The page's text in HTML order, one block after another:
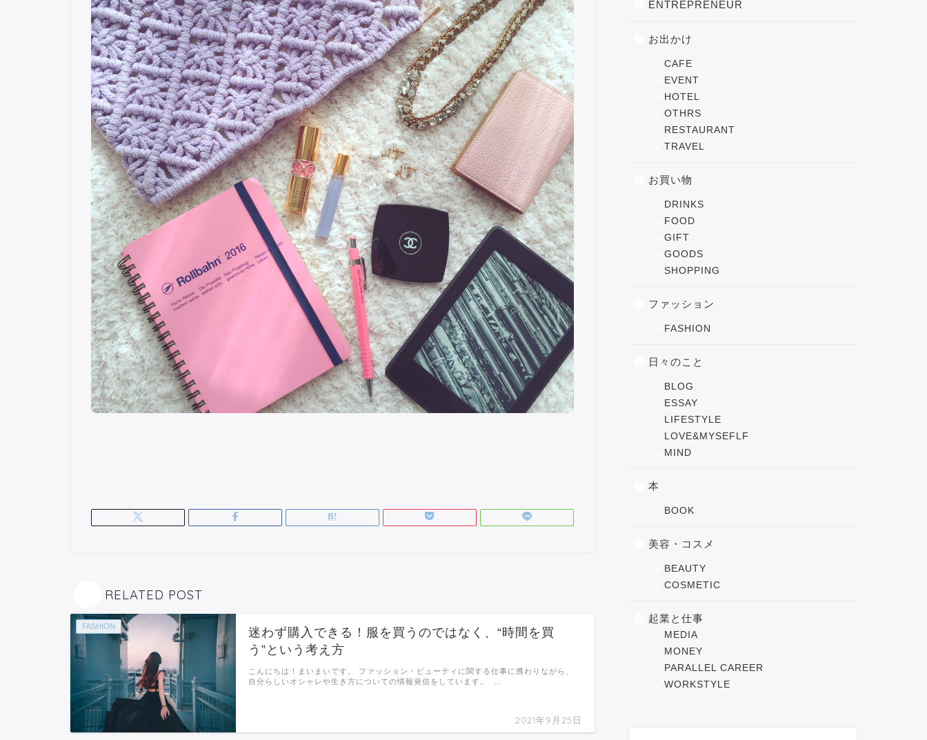
RELATED POST
FASHION
迷わず購入できる！服を買うのではなく、“時間を買
う”という考え方
2021年9月25日
こんにちは！まいまいです。 ファッション・ビューティに関する仕事に携わりながら、
自分らしいオシャレや生き方についての情報発信をしています。 …
ENTREPRENEUR
お出かけ
CAFE
EVENT
HOTEL
OTHRS
RESTAURANT
TRAVEL
お買い物
DRINKS
FOOD
GIFT
GOODS
SHOPPING
ファッション
FASHION
日々のこと
BLOG
ESSAY
LIFESTYLE
LOVE&MYSEFLF
MIND
本
BOOK
美容・コスメ
BEAUTY
COSMETIC
起業と仕事
MEDIA
MONEY
PARALLEL CAREER
WORKSTYLE